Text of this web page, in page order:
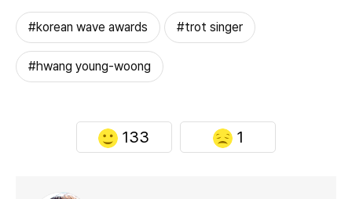
#korean wave awards #trot singer
#hwang young-woong
133 1